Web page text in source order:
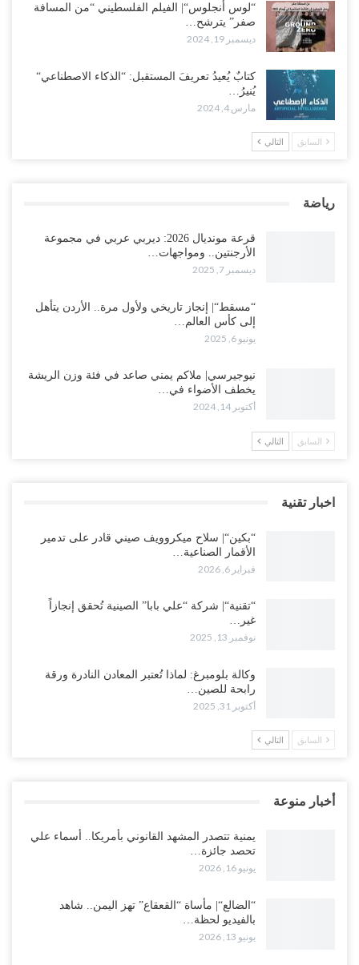
“لوس أنجلوس“| الفيلم الفلسطيني “من المسافة
صفر” يترشح…
ديسمبر 19, 2024
كتابٌ يُعيدُ تعريفَ المستقبل: “الذكاء الاصطناعي“
يُنيرُ…
مارس 4, 2024
السابق التالي
رياضة
قرعة مونديال 2026: ديربي عربي في مجموعة
الأرجنتين.. ومواجهات…
ديسمبر 7, 2025
“مسقط“| إنجاز تاريخي ولأول مرة.. الأردن يتأهل
إلى كأس العالم…
يونيو 6, 2025
نيوجيرسي| ملاكم يمني صاعد في فئة وزن الريشة
يخطف الأضواء في…
أكتوبر 14, 2024
السابق التالي
اخبار تقنية
“بكين“| سلاح ميكروويف صيني قادر على تدمير
الأقمار الصناعية…
فبراير 6, 2026
“تقنية“| شركة “علي بابا” الصينية تُحقق إنجازاً
غير…
نوفمبر 13, 2025
وكالة بلومبرغ: لماذا تُعتبر المعادن النادرة ورقة
رابحة للصين…
أكتوبر 31, 2025
السابق التالي
أخبار منوعة
يمنية تتصدر المشهد القانوني بأمريكا.. أسماء علي
تحصد جائزة…
يونيو 16, 2026
“الضالع“| مأساة “القعقاع” تهز اليمن.. شاهد
بالفيديو لحظة…
يونيو 13, 2026